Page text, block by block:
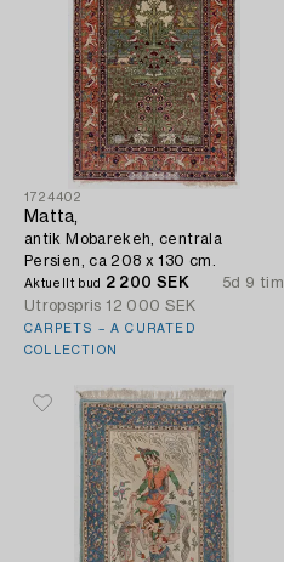
1724402
Matta,
antik Mobarekeh, centrala
Persien, ca 208 x 130 cm.
Aktuellt bud 2 200 SEK
5d 9 tim
Utropspris 12 000 SEK
CARPETS – A CURATED
COLLECTION